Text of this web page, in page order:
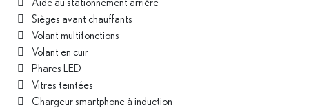
Aide au stationnement arrière
Sièges avant chauffants
Volant multifonctions
Volant en cuir
Phares LED
Vitres teintées
Chargeur smartphone à induction